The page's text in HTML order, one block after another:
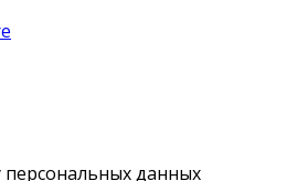
персональных данных